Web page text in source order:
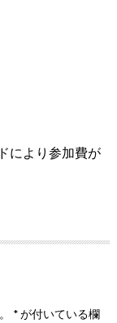
により参加費が
*が付いている欄